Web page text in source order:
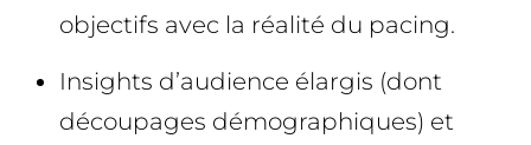
objectifs avec la réalité du pacing.
Insights d’audience élargis (dont
découpages démographiques) et